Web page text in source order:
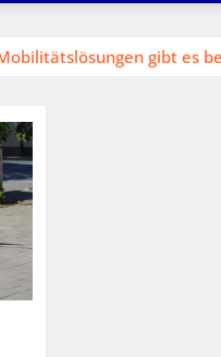
gibt es